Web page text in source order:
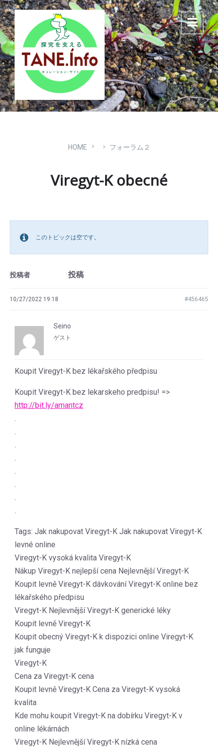
Skip
to
content
Skip
to
main
navigation
Skip
to
footer
HOME フォーラム２
Viregyt-K obecné
このトピックは空です。
投稿者 投稿
10/27/2022 19:18 #456465
Seino
ゲスト
Koupit Viregyt-K bez lékařského předpisu
Koupit Viregyt-K bez lekarskeho predpisu! =>
http://bit.ly/amantcz
.
.
.
.
.
.
.
.
Tags: Jak nakupovat Viregyt-K Jak nakupovat Viregyt-K
levné online
Viregyt-K vysoká kvalita Viregyt-K
Nákup Viregyt-K nejlepší cena Nejlevnější Viregyt-K
Koupit levně Viregyt-K dávkování Viregyt-K online bez
lékařského předpisu
Viregyt-K Nejlevnější Viregyt-K generické léky
Koupit levně Viregyt-K
Koupit obecný Viregyt-K k dispozici online Viregyt-K
jak funguje
Viregyt-K
Cena za Viregyt-K cena
Koupit levně Viregyt-K Cena za Viregyt-K vysoká
kvalita
Kde mohu koupit Viregyt-K na dobírku Viregyt-K v
online lékárnách
Viregyt-K Nejlevnější Viregyt-K nízká cena